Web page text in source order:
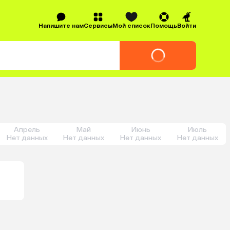
Напишите намСервисыМой списокПомощьВойти
Апрель
Нет данных
Май
Нет данных
Июнь
Нет данных
Июль
Нет данных